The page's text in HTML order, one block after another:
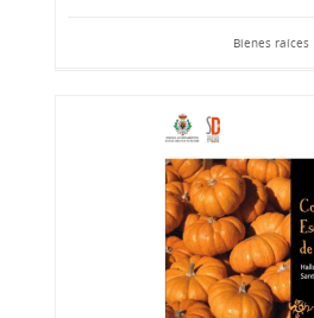
Bienes raíces